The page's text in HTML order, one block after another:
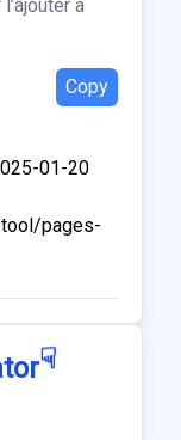
à
Copy
01-20
pages-
☟